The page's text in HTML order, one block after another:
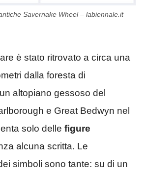
Savernake Wheel – labiennale.it
è stato ritrovato a circa una
dalla foresta di
altopiano gessoso del
e Great Bedwyn nel
solo delle figure
alcuna scritta. Le
simboli sono tante: su di un